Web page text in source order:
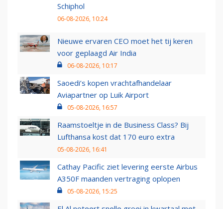
Schiphol
06-08-2026, 10:24
Nieuwe ervaren CEO moet het tij keren
voor geplaagd Air India
06-08-2026, 10:17
Saoedi’s kopen vrachtafhandelaar
Aviapartner op Luik Airport
05-08-2026, 16:57
Raamstoeltje in de Business Class? Bij
Lufthansa kost dat 170 euro extra
05-08-2026, 16:41
Cathay Pacific ziet levering eerste Airbus
A350F maanden vertraging oplopen
05-08-2026, 15:25